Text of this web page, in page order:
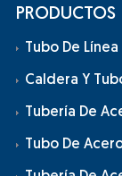
PRODUCTOS
Tubo De
Caldera Y
Tubería De
Tubo De